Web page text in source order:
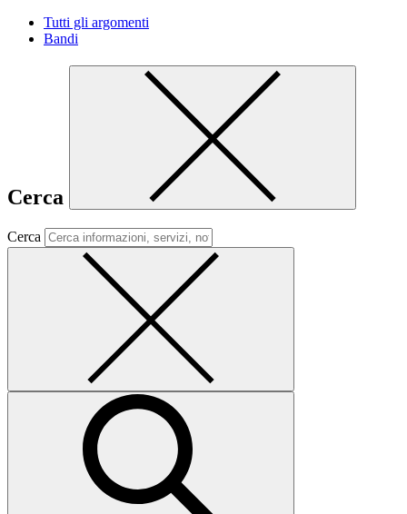
Tutti gli argomenti
Bandi
Cerca
Cerca